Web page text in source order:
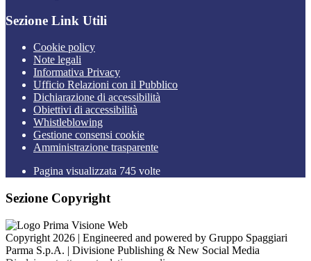
Sezione Link Utili
Cookie policy
Note legali
Informativa Privacy
Ufficio Relazioni con il Pubblico
Dichiarazione di accessibilità
Obiettivi di accessibilità
Whistleblowing
Gestione consensi cookie
Amministrazione trasparente
Pagina visualizzata 745 volte
Sezione Copyright
Copyright 2026 | Engineered and powered by Gruppo Spaggiari
Parma S.p.A. | Divisione Publishing & New Social Media